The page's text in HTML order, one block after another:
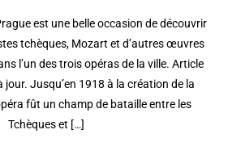
est une belle occasion de découvrir
tchèques, Mozart et d’autres œuvres
l’un des trois opéras de la ville. Article
Jusqu’en 1918 à la création de la
fût un champ de bataille entre les
Tchèques et […]